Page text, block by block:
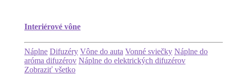
Interiérové vône
Náplne Difuzéry Vône do auta Vonné sviečky Náplne do
aróma difuzérov Náplne do elektrických difuzérov
Zobraziť všetko